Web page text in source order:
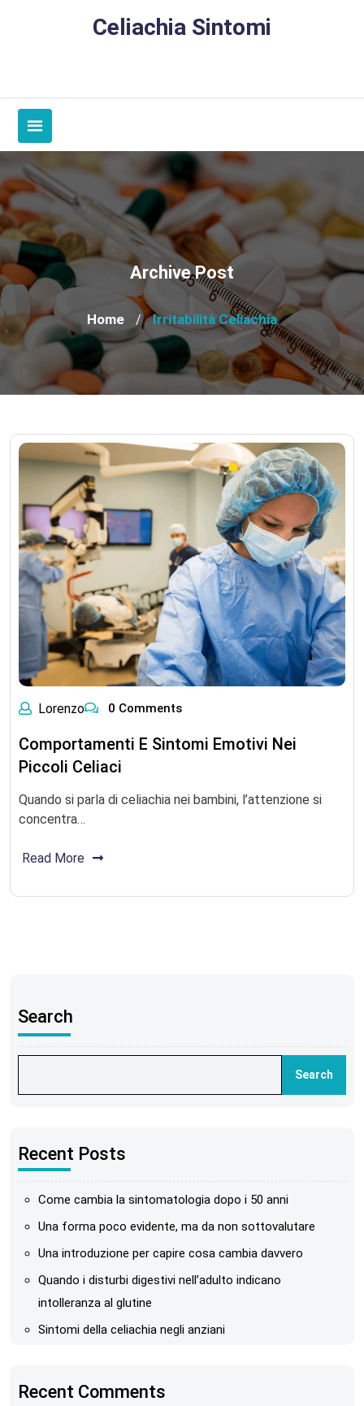
Celiachia Sintomi
Archive Post
Home / Irritabilità Celiachia
Lorenzo 0 Comments
Comportamenti E Sintomi Emotivi Nei
Piccoli Celiaci
Quando si parla di celiachia nei bambini, l’attenzione si
concentra…
Read More
Search
Search
Recent Posts
Come cambia la sintomatologia dopo i 50 anni
Una forma poco evidente, ma da non sottovalutare
Una introduzione per capire cosa cambia davvero
Quando i disturbi digestivi nell’adulto indicano
intolleranza al glutine
Sintomi della celiachia negli anziani
Recent Comments